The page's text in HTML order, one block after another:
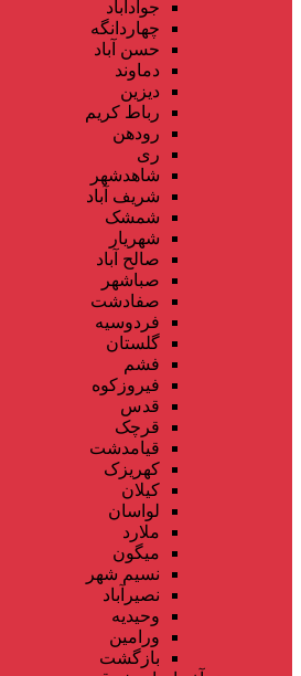
جوادآباد
چهاردانگه
حسن آباد
دماوند
دیزین
رباط کریم
رودهن
ری
شاهدشهر
شریف آباد
شمشک
شهریار
صالح آباد
صباشهر
صفادشت
فردوسیه
گلستان
فشم
فیروزکوه
قدس
قرچک
قیامدشت
کهریزک
کیلان
لواسان
ملارد
میگون
نسیم شهر
نصیرآباد
وحیدیه
ورامین
بازگشت